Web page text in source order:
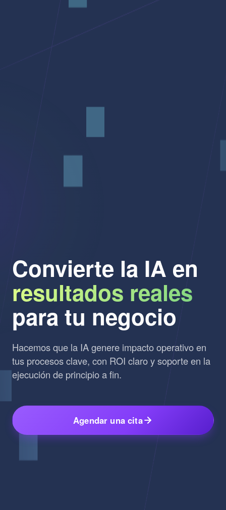
Convierte la IA en
resultados reales
para tu negocio
Hacemos que la IA genere impacto operativo en
tus procesos clave, con ROI claro y soporte en la
ejecución de principio a fin.
Agendar una cita